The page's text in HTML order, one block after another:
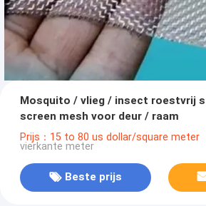
Mosquito / vlieg / insect roestvrij
screen mesh voor deur / raam
Prijs：15 to 80 us dollar/square meter
vierkante meter
Beste prijs